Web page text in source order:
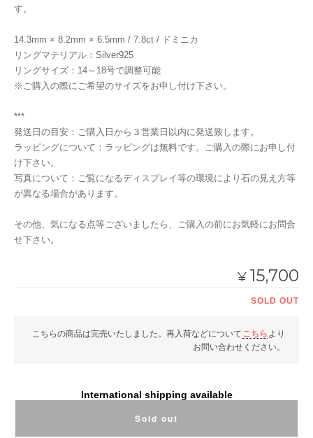
す。
14.3mm × 8.2mm × 6.5mm / 7.8ct / ドミニカ
リングマテリアル：Silver925
リングサイズ：14～18号で調整可能
※ご購入の際にご希望のサイズをお申し付け下さい。
***
発送日の目安：ご購入日から３営業日以内に発送致します。
ラッピングについて：ラッピングは無料です。ご購入の際にお申し付
け下さい。
写真について：ご覧になるディスプレイ等の環境により石の見え方等
が異なる場合があります。
その他、気になる点等ございましたら、ご購入の前にお気軽にお問合
せ下さい。
¥ 15,700
SOLD OUT
こちらの商品は完売いたしました。再入荷などについて こちら より
お問い合わせください。
International shipping available
Sold out